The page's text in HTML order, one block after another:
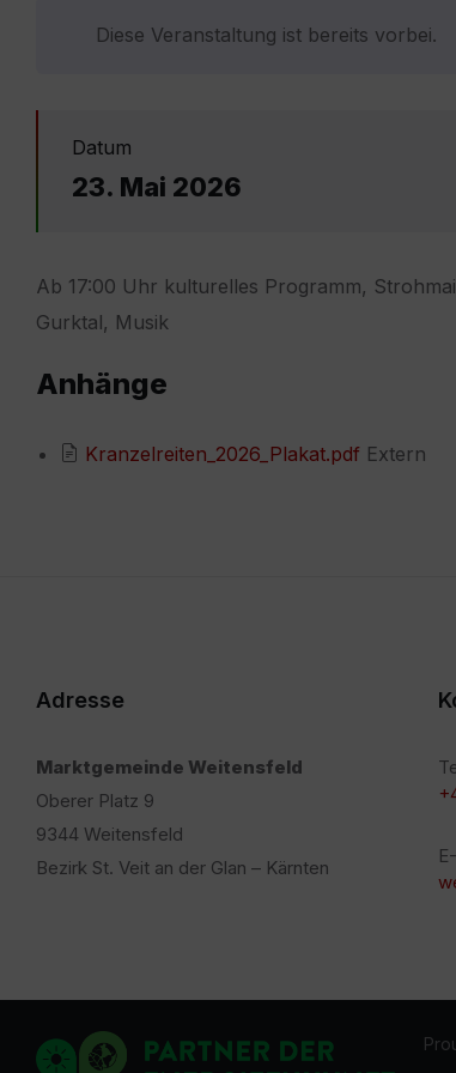
Diese Veranstaltung ist bereits vorbei.
Datum
23. Mai 2026
Ab 17:00 Uhr kulturelles Programm,
Gurktal, Musik
Anhänge
Kranzelreiten_2026_Plakat.pdf Extern
Adresse
Marktgemeinde Weitensfeld
Oberer Platz 9
9344 Weitensfeld
Bezirk St. Veit an der Glan – Kärnten